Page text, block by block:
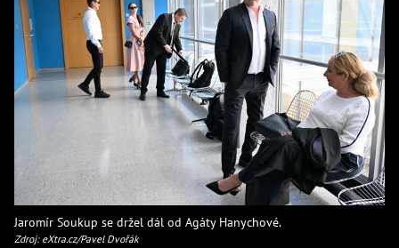
Jaromír Soukup se držel dál od Agáty Hanychové.
Zdroj: eXtra.cz/Pavel Dvořák